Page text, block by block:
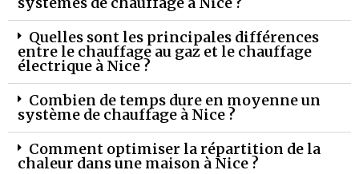
Quelles sont les principales différences
entre le chauffage au gaz et le chauffage
électrique à Nice ?
Combien de temps dure en moyenne un
système de chauffage à Nice ?
Comment optimiser la répartition de la
chaleur dans une maison à Nice ?